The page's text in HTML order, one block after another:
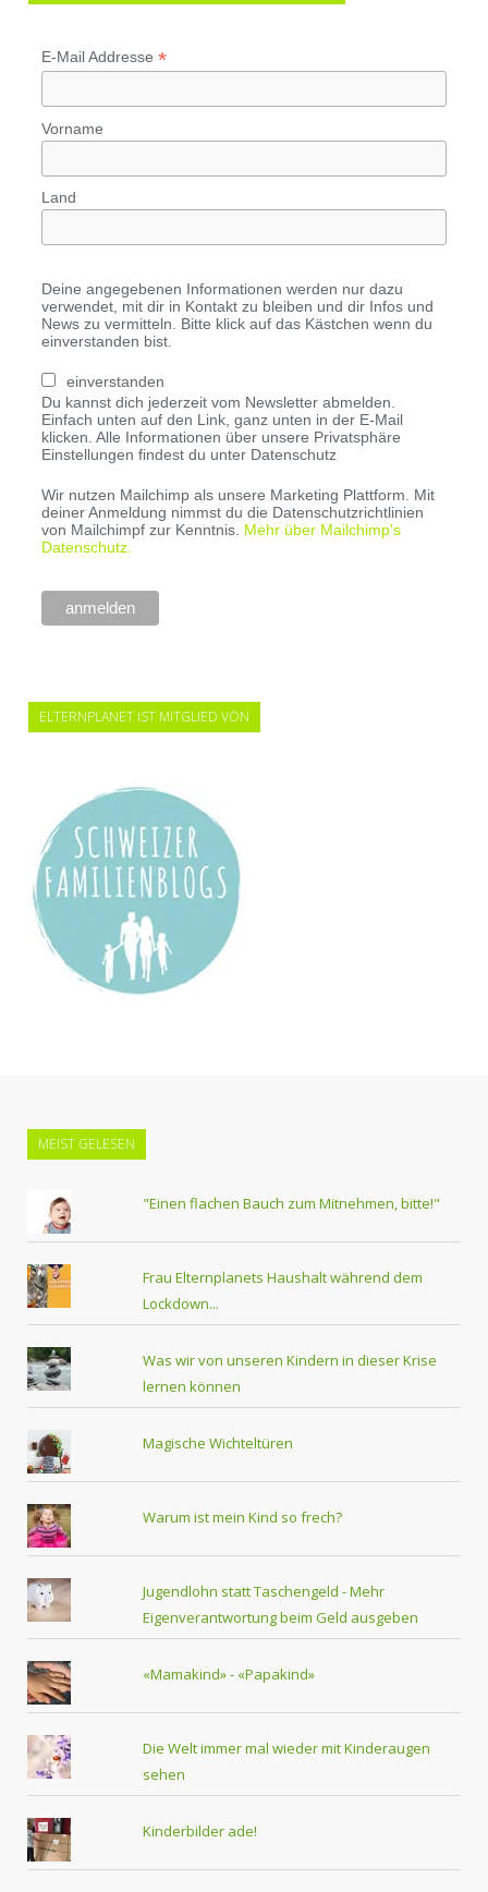
E-Mail Addresse *
Vorname
Land
Deine angegebenen Informationen werden nur dazu
verwendet, mit dir in Kontakt zu bleiben und dir Infos und
News zu vermitteln. Bitte klick auf das Kästchen wenn du
einverstanden bist.
einverstanden
Du kannst dich jederzeit vom Newsletter abmelden.
Einfach unten auf den Link, ganz unten in der E-Mail
klicken. Alle Informationen über unsere Privatsphäre
Einstellungen findest du unter Datenschutz
Wir nutzen Mailchimp als unsere Marketing Plattform. Mit
deiner Anmeldung nimmst du die Datenschutzrichtlinien
von Mailchimpf zur Kenntnis. Mehr über Mailchimp's
Datenschutz.
ELTERNPLANET IST MITGLIED VON
MEIST GELESEN
"Einen flachen Bauch zum Mitnehmen, bitte!"
Frau Elternplanets Haushalt während dem
Lockdown...
Was wir von unseren Kindern in dieser Krise
lernen können
Magische Wichteltüren
Warum ist mein Kind so frech?
Jugendlohn statt Taschengeld - Mehr
Eigenverantwortung beim Geld ausgeben
«Mamakind» - «Papakind»
Die Welt immer mal wieder mit Kinderaugen
sehen
Kinderbilder ade!